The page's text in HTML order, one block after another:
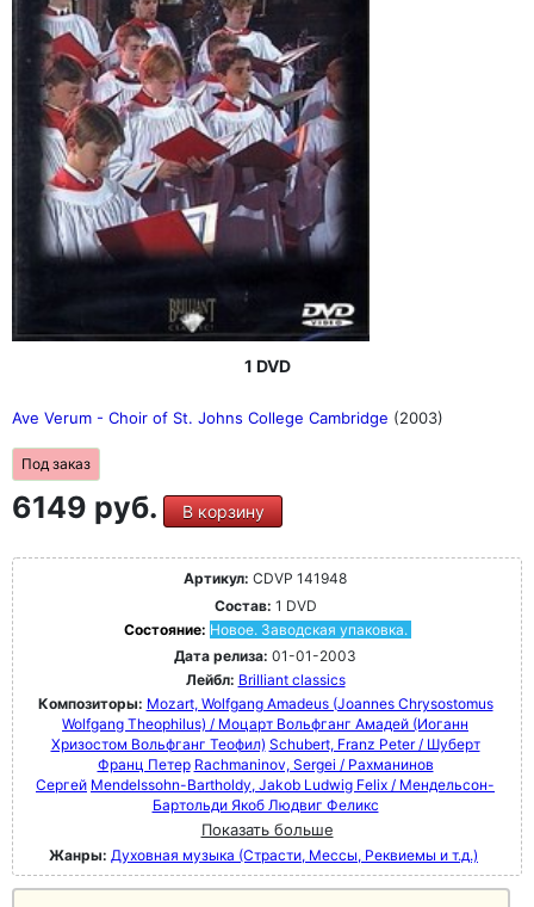
1 DVD
Ave Verum - Choir of St. Johns College Cambridge (2003)
Под заказ
6149 руб. В корзину
Артикул: CDVP 141948
Состав: 1 DVD
Состояние: Новое. Заводская упаковка.
Дата релиза: 01-01-2003
Лейбл: Brilliant classics
Композиторы: Mozart, Wolfgang Amadeus (Joannes Chrysostomus
Wolfgang Theophilus) / Моцарт Вольфганг Амадей (Иоганн
Хризостом Вольфганг Теофил) Schubert, Franz Peter / Шуберт
Франц Петер Rachmaninov, Sergei / Рахманинов
Сергей Mendelssohn-Bartholdy, Jakob Ludwig Felix / Мендельсон-
Бартольди Якоб Людвиг Феликс
Показать больше
Жанры: Духовная музыка (Страсти, Мессы, Реквиемы и т.д.)